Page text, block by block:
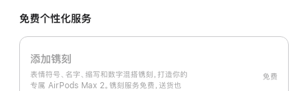
免费个性化服务
添加镌刻
表情符号、名字、缩写和数字混搭镌刻，打造你的
专属 AirPods Max 2。镌刻服务免费，送货也
免费